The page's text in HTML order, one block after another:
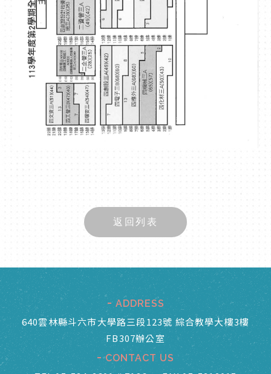
返回列表
ADDRESS
640雲林縣斗六市大學路三段123號 綜合教學大樓3樓
FB307辦公室
CONTACT US